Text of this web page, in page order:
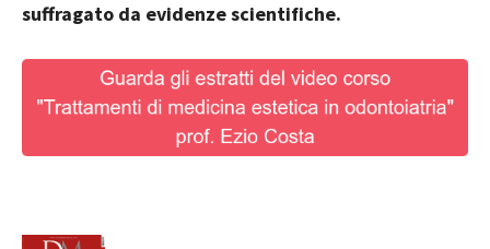
suffragato da evidenze scientifiche.